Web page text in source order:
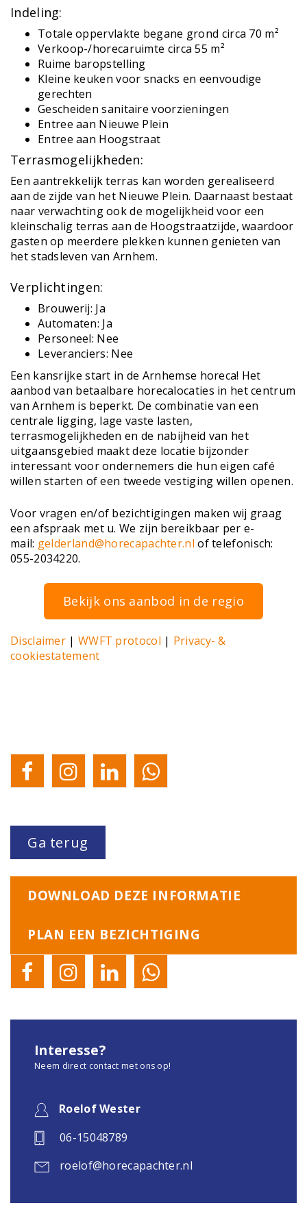
Indeling:
Totale oppervlakte begane grond circa 70 m²
Verkoop-/horecaruimte circa 55 m²
Ruime baropstelling
Kleine keuken voor snacks en eenvoudige
gerechten
Gescheiden sanitaire voorzieningen
Entree aan Nieuwe Plein
Entree aan Hoogstraat
Terrasmogelijkheden:
Een aantrekkelijk terras kan worden gerealiseerd
aan de zijde van het Nieuwe Plein. Daarnaast bestaat
naar verwachting ook de mogelijkheid voor een
kleinschalig terras aan de Hoogstraatzijde, waardoor
gasten op meerdere plekken kunnen genieten van
het stadsleven van Arnhem.
Verplichtingen:
Brouwerij: Ja
Automaten: Ja
Personeel: Nee
Leveranciers: Nee
Een kansrijke start in de Arnhemse horeca! Het
aanbod van betaalbare horecalocaties in het centrum
van Arnhem is beperkt. De combinatie van een
centrale ligging, lage vaste lasten,
terrasmogelijkheden en de nabijheid van het
uitgaansgebied maakt deze locatie bijzonder
interessant voor ondernemers die hun eigen café
willen starten of een tweede vestiging willen openen.
Voor vragen en/of bezichtigingen maken wij graag
een afspraak met u. We zijn bereikbaar per e-
mail: gelderland@horecapachter.nl of telefonisch:
055-2034220.
Bekijk ons aanbod in de regio
Disclaimer | WWFT protocol | Privacy- &
cookiestatement
Ga terug
DOWNLOAD DEZE INFORMATIE
PLAN EEN BEZICHTIGING
Interesse?
Neem direct contact met ons op!
Roelof Wester
06-15048789
roelof@horecapachter.nl